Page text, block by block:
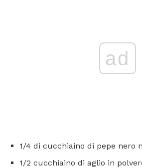
ad
1/4 di cucchiaino di pepe nero
1/2 cucchiaino di aglio in